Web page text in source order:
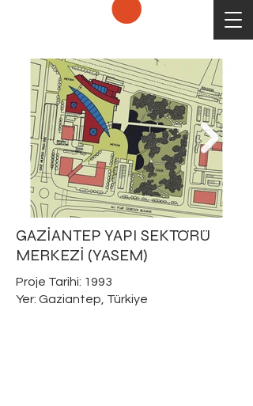
GAZİANTEP YAPI SEKTÖRÜ
MERKEZİ (YASEM)
Proje Tarihi: 1993
Yer: Gaziantep, Türkiye